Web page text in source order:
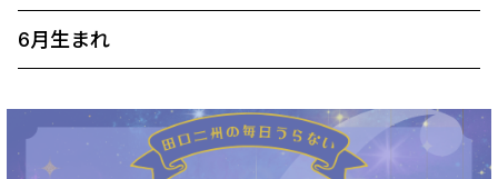
6月生まれ